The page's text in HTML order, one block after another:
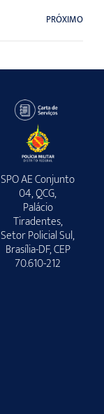
PRÓXIMO
SPO AE Conjunto
04, QCG,
Palácio
Tiradentes,
Setor Policial Sul,
Brasília-DF, CEP
70.610-212